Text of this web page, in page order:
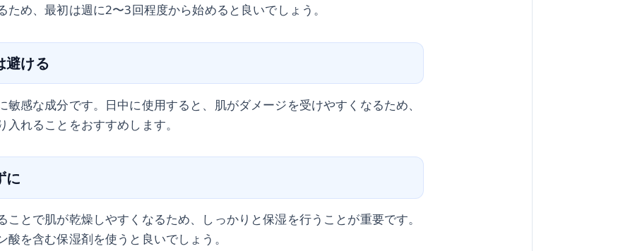
ため、最初は週に2〜3回程度から始めると良いでしょう。
避ける
敏感な成分です。日中に使用すると、肌がダメージを受けやすくなるため、
れることをおすすめします。
に
ことで肌が乾燥しやすくなるため、しっかりと保湿を行うことが重要です。
酸を含む保湿剤を使うと良いでしょう。